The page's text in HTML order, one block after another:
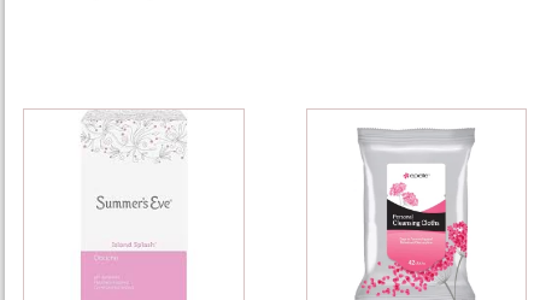
40887
41133
Wipes-